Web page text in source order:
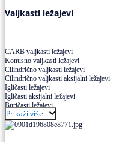
Valjkasti ležajevi
CARB valjkasti ležajevi
Konusno valjkasti ležajevi
Cilindrično valjkasti ležajevi
Cilindrično valjkasti aksijalni ležajevi
Igličasti ležajevi
Igličasti aksijalni ležajevi
Buričasti ležajevi
Buričasti zaptiveni ležajevi
Buričasti aksijalni ležajevi
Prikaži više